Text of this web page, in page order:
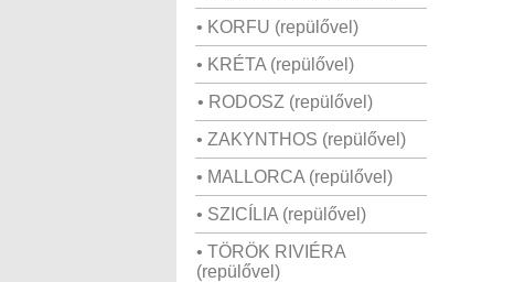
• KORFU (repülővel)
• KRÉTA (repülővel)
• RODOSZ (repülővel)
• ZAKYNTHOS (repülővel)
• MALLORCA (repülővel)
• SZICÍLIA (repülővel)
• TÖRÖK RIVIÉRA
(repülővel)